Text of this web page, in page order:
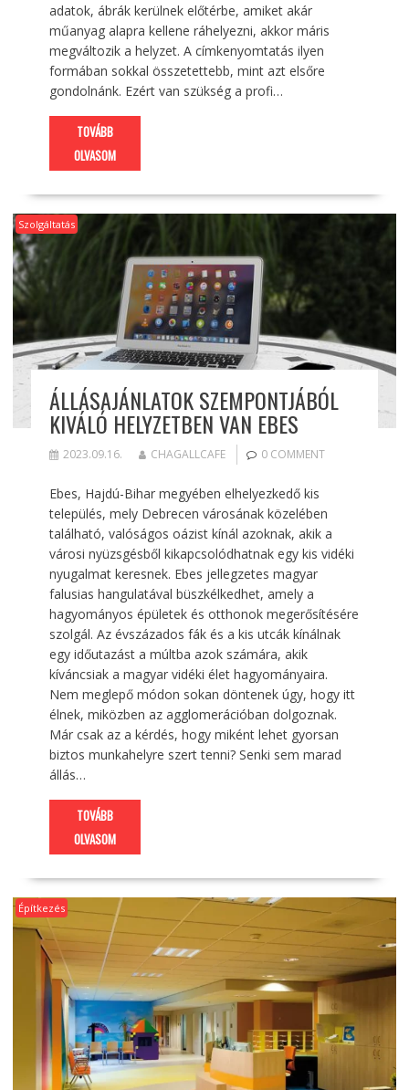
adatok, ábrák kerülnek előtérbe, amiket akár
műanyag alapra kellene ráhelyezni, akkor máris
megváltozik a helyzet. A címkenyomtatás ilyen
formában sokkal összetettebb, mint azt elsőre
gondolnánk. Ezért van szükség a profi…
TOVÁBB
OLVASOM
Szolgáltatás
ÁLLÁSAJÁNLATOK SZEMPONTJÁBÓL
KIVÁLÓ HELYZETBEN VAN EBES
2023.09.16. CHAGALLCAFE 0 COMMENT
Ebes, Hajdú-Bihar megyében elhelyezkedő kis
település, mely Debrecen városának közelében
található, valóságos oázist kínál azoknak, akik a
városi nyüzsgésből kikapcsolódhatnak egy kis vidéki
nyugalmat keresnek. Ebes jellegzetes magyar
falusias hangulatával büszkélkedhet, amely a
hagyományos épületek és otthonok megerősítésére
szolgál. Az évszázados fák és a kis utcák kínálnak
egy időutazást a múltba azok számára, akik
kíváncsiak a magyar vidéki élet hagyományaira.
Nem meglepő módon sokan döntenek úgy, hogy itt
élnek, miközben az agglomerációban dolgoznak.
Már csak az a kérdés, hogy miként lehet gyorsan
biztos munkahelyre szert tenni? Senki sem marad
állás…
TOVÁBB
OLVASOM
Építkezés